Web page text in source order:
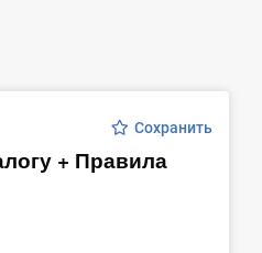
Сохранить
+ Правила